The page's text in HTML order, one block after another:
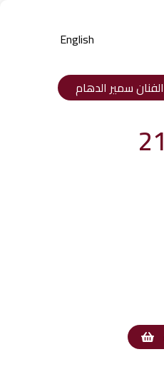
English
سمير الدهام